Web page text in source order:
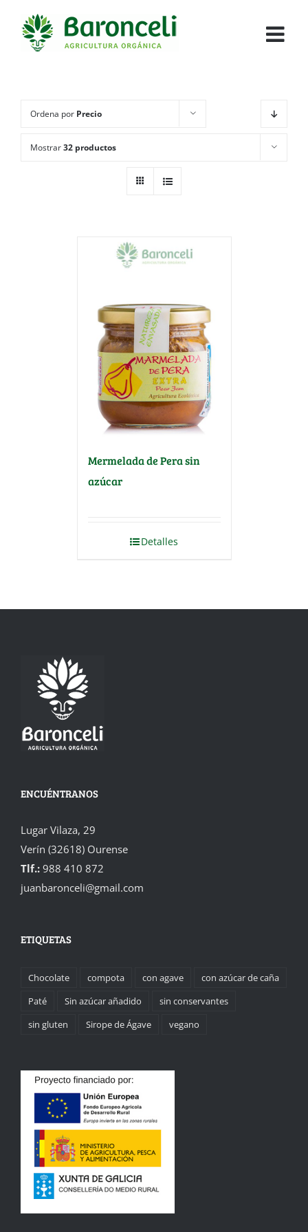
Ordena por Precio
Mostrar32 productos
Mermelada de Pera sin
azúcar
Detalles
ENCUÉNTRANOS
Lugar Vilaza, 29
Verín (32618) Ourense
Tlf.: 988 410 872
juanbaronceli@gmail.com
ETIQUETAS
Chocolate compota con agave
con azúcar de caña
Paté
Sin azúcar añadido
sin conservantes
sin gluten
Sirope de Ágave vegano